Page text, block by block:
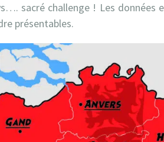
sacré challenge ! Les
présentables.